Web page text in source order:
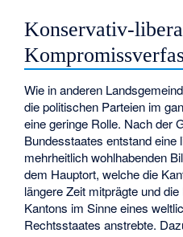
Konservativ-
Wie in anderen
die politischen Parteien im
eine geringe Rolle. Nach der
Bundesstaates entstand eine
mehrheitlich wohlhabenden
dem Hauptort, welche die
längere Zeit mitprägte und
Kantons im Sinne eines
Rechtsstaates anstrebte.